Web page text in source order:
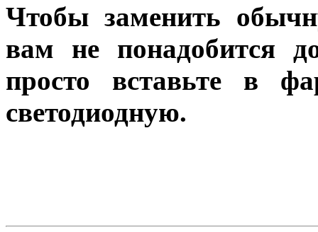
Чтобы заменить
вам не понадобится
просто вставьте в
светодиодную.